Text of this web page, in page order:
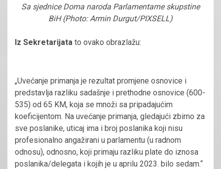
Sa sjednice Doma naroda Parlamentarne skupstine
BiH (Photo: Armin Durgut/PIXSELL)
Iz Sekretarijata to ovako obrazlažu:
„Uvećanje primanja je rezultat promjene osnovice i
predstavlja razliku sadašnje i prethodne osnovice (600-
535) od 65 KM, koja se množi sa pripadajućim
koeficijentom. Na uvećanje primanja, gledajući zbirno za
sve poslanike, uticaj ima i broj poslanika koji nisu
profesionalno angažirani u parlamentu (u radnom
odnosu), odnosno, koji primaju razliku plate do iznosa
poslanika/delegata i kojih je u aprilu 2023. bilo sedam.“